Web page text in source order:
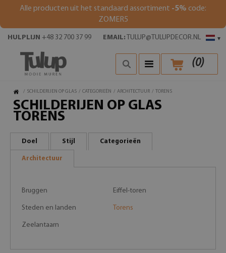
Alle producten uit het standaard assortiment -5% code:
ZOMER5
▾
HULPLIJN +48 32 700 37 99 EMAIL: TULUP@TULUPDECOR.NL
(0)
/ SCHILDERIJEN OP GLAS / CATEGORIEËN / ARCHITECTUUR / TORENS
SCHILDERIJEN OP GLAS
TORENS
Doel Stijl Categorieën
Architectuur
Bruggen Eiffel-toren
Steden en landen Torens
Zeelantaarn